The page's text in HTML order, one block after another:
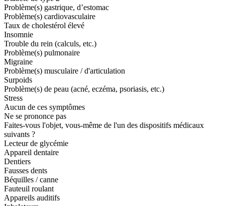
Problème(s) gastrique, d’estomac
Problème(s) cardiovasculaire
Taux de cholestérol élevé
Insomnie
Trouble du rein (calculs, etc.)
Problème(s) pulmonaire
Migraine
Problème(s) musculaire / d'articulation
Surpoids
Problème(s) de peau (acné, eczéma, psoriasis, etc.)
Stress
Aucun de ces symptômes
Ne se prononce pas
Faites-vous l'objet, vous-même de l'un des dispositifs médicaux
suivants ?
Lecteur de glycémie
Appareil dentaire
Dentiers
Fausses dents
Béquilles / canne
Fauteuil roulant
Appareils auditifs